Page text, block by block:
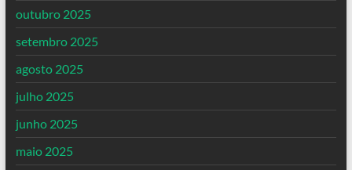
outubro 2025
setembro 2025
agosto 2025
julho 2025
junho 2025
maio 2025